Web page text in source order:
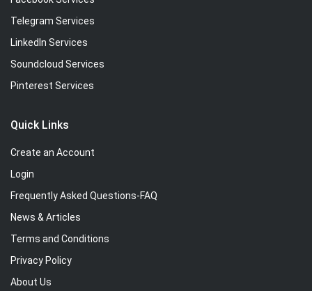
Telegram Services
LinkedIn Services
Soundcloud Services
Pinterest Services
Quick Links
Create an Account
Login
Frequently Asked Questions-FAQ
News & Articles
Terms and Conditions
Privacy Policy
About Us